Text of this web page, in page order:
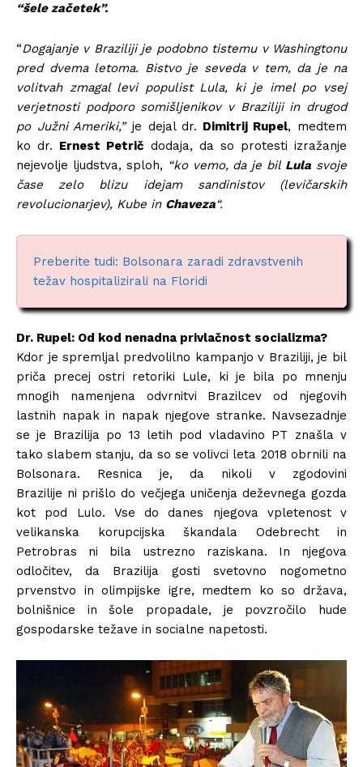
“šele začetek”.
“Dogajanje v Braziliji je podobno tistemu v Washingtonu
pred dvema letoma. Bistvo je seveda v tem, da je na
volitvah zmagal levi populist Lula, ki je imel po vsej
verjetnosti podporo somišljenikov v Braziliji in drugod
po Južni Ameriki,”je dejal dr. Dimitrij Rupel, medtem
ko dr. Ernest Petrič dodaja, da so protesti izražanje
nejevolje ljudstva, sploh, “ko vemo, da je bil Lula svoje
čase zelo blizu idejam sandinistov (levičarskih
revolucionarjev), Kube in Chaveza“.
Preberite tudi: Bolsonara zaradi zdravstvenih
težav hospitalizirali na Floridi
Dr. Rupel: Od kod nenadna privlačnost socializma?
Kdor je spremljal predvolilno kampanjo v Braziliji, je bil
priča precej ostri retoriki Lule, ki je bila po mnenju
mnogih namenjena odvrnitvi Brazilcev od njegovih
lastnih napak in napak njegove stranke. Navsezadnje
se je Brazilija po 13 letih pod vladavino PT znašla v
tako slabem stanju, da so se volivci leta 2018 obrnili na
Bolsonara. Resnica je, da nikoli v zgodovini
Brazilije ni prišlo do večjega uničenja deževnega gozda
kot pod Lulo. Vse do danes njegova vpletenost v
velikanska korupcijska škandala Odebrecht in
Petrobras ni bila ustrezno raziskana. In njegova
odločitev, da Brazilija gosti svetovno nogometno
prvenstvo in olimpijske igre, medtem ko so država,
bolnišnice in šole propadale, je povzročilo hude
gospodarske težave in socialne napetosti.